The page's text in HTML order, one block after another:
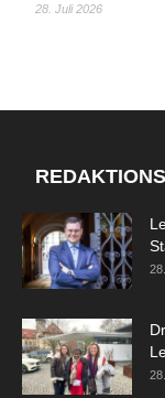
28. Juli 2026